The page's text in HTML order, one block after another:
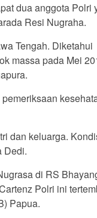
dua anggota Polri
Resi Nugraha.
Tengah. Diketahui
massa pada Mei
dan keluarga.
Dedi.
di RS
Polri ini
Papua.